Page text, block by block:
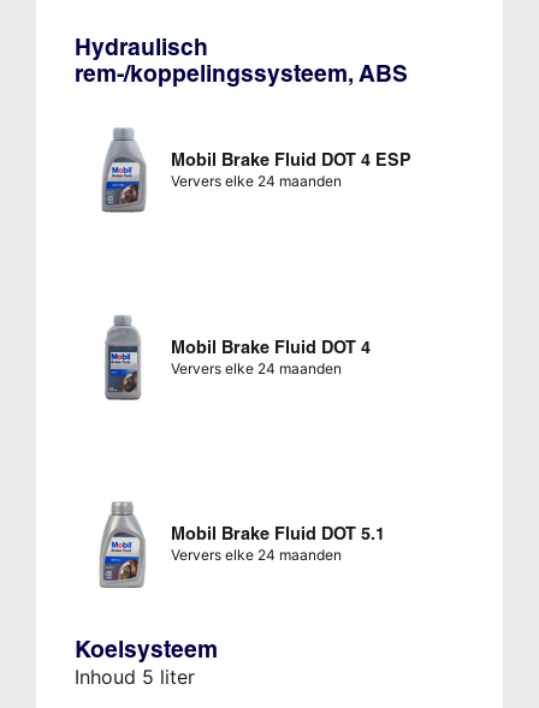
Hydraulisch
rem-/koppelingssysteem, ABS
Mobil Brake Fluid DOT 4 ESP
Ververs elke 24 maanden
Mobil Brake Fluid DOT 4
Ververs elke 24 maanden
Mobil Brake Fluid DOT 5.1
Ververs elke 24 maanden
Koelsysteem
Inhoud 5 liter